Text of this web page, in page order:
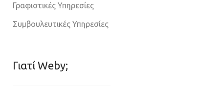
Γραφιστικές Υπηρεσίες
Συμβουλευτικές Υπηρεσίες
Γιατί Weby;